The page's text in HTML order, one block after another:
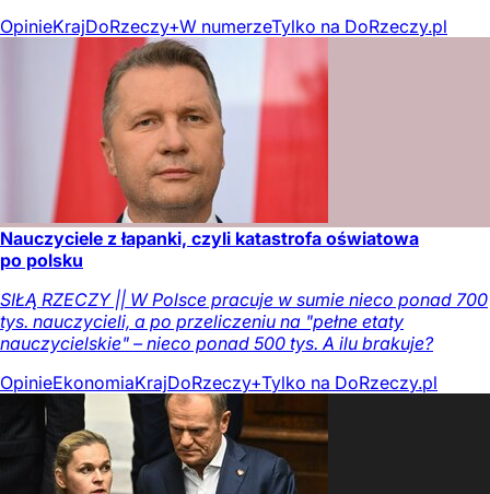
OpinieKrajDoRzeczy+W numerzeTylko na DoRzeczy.pl
Nauczyciele z łapanki, czyli katastrofa oświatowa
po polsku
SIŁĄ RZECZY || W Polsce pracuje w sumie nieco ponad 700
tys. nauczycieli, a po przeliczeniu na "pełne etaty
nauczycielskie" – nieco ponad 500 tys. A ilu brakuje?
OpinieEkonomiaKrajDoRzeczy+Tylko na DoRzeczy.pl